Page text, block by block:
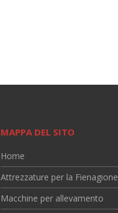
MAPPA DEL SITO
Home
Attrezzature per la Fienagione
Macchine per allevamento